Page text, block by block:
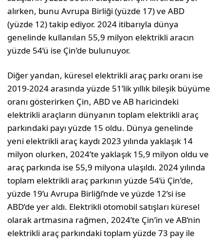
alırken, bunu Avrupa Birliği (yüzde 17) ve ABD
(yüzde 12) takip ediyor. 2024 itibarıyla dünya
genelinde kullanılan 55,9 milyon elektrikli aracın
yüzde 54’ü ise Çin’de bulunuyor.
Diğer yandan, küresel elektrikli araç parkı oranı ise
2019-2024 arasında yüzde 51’lik yıllık bileşik büyüme
oranı gösterirken Çin, ABD ve AB haricindeki
elektrikli araçların dünyanın toplam elektrikli araç
parkındaki payı yüzde 15 oldu. Dünya genelinde
yeni elektrikli araç kaydı 2023 yılında yaklaşık 14
milyon olurken, 2024’te yaklaşık 15,9 milyon oldu ve
araç parkında ise 55,9 milyona ulaşıldı. 2024 yılında
toplam elektrikli araç parkının yüzde 54’ü Çin’de,
yüzde 19’u Avrupa Birliği’nde ve yüzde 12’si ise
ABD’de yer aldı. Elektrikli otomobil satışları küresel
olarak artmasına rağmen, 2024’te Çin’in ve AB’nin
elektrikli araç parkındaki toplam yüzde 73 pay ile